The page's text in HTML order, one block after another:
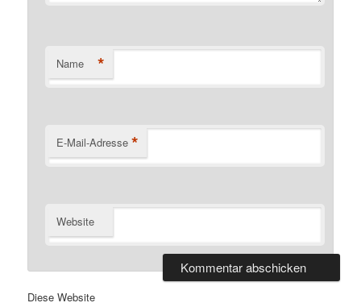
Name *
E-Mail-Adresse *
Website
Diese Website